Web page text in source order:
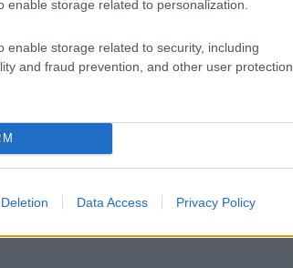
enable storage related to personalization.
enable storage related to security, including
and fraud prevention, and other user protection.
Data Access Privacy Policy